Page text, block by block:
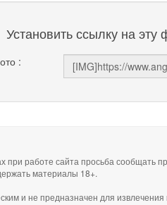
Установить ссылку на
:
при работе сайта просьба сообщать
материалы 18+.
и не предназначен для